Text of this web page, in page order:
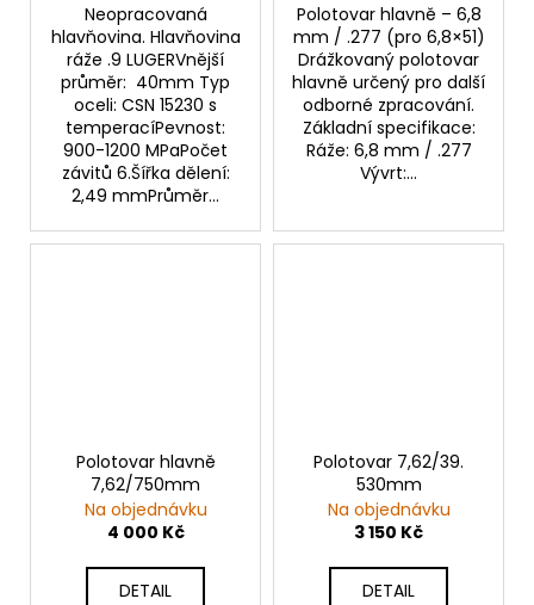
Neopracovaná
hlavňovina. Hlavňovina
ráže .9 LUGERVnější
průměr: 40mm Typ
oceli: CSN 15230 s
temperacíPevnost:
900-1200 MPaPočet
závitů 6.Šířka dělení:
2,49 mmPrůměr...
Polotovar hlavně – 6,8
mm / .277 (pro 6,8×51)
Drážkovaný polotovar
hlavně určený pro další
odborné zpracování.
Základní specifikace:
Ráže: 6,8 mm / .277
Vývrt:...
Polotovar hlavně
7,62/750mm
Na objednávku
4 000 Kč
DETAIL
Polotovar 7,62/39.
530mm
Na objednávku
3 150 Kč
DETAIL